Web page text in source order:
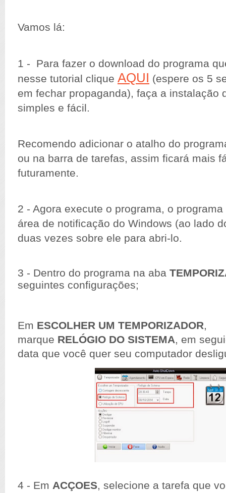
Vamos lá:
1 - Para fazer o download do programa
nesse tutorial clique AQUI (espere os 5
em fechar propaganda), faça a instalação
simples e fácil.
Recomendo adicionar o atalho do
ou na barra de tarefas, assim ficará mais
futuramente.
2 - Agora execute o programa, o
área de notificação do Windows (ao lado
duas vezes sobre ele para abri-lo.
3 - Dentro do programa na aba
seguintes configurações;
Em ESCOLHER UM TEMPORIZADOR,
marque RELÓGIO DO SISTEMA, em
data que você quer seu computador
4 - Em ACÇOES, selecione a tarefa que